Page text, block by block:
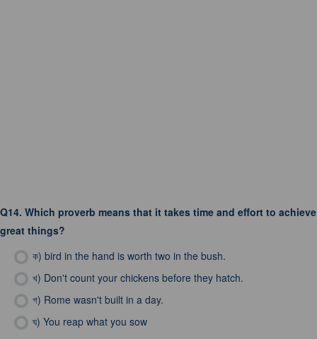
Q14. Which proverb means that it takes time and effort to achieve
great things?
ক) bird in the hand is worth two in the bush.
খ) Don't count your chickens before they hatch.
গ) Rome wasn't built in a day.
ঘ) You reap what you sow